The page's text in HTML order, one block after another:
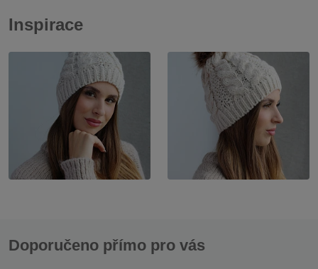
Inspirace
Doporučeno přímo pro vás